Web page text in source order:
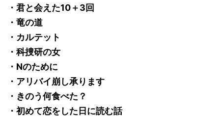
・君と会えた10＋3回
・竜の道
・カルテット
・科捜研の女
・Nのために
・アリバイ崩し承ります
・きのう何食べた？
・初めて恋をした日に読む話